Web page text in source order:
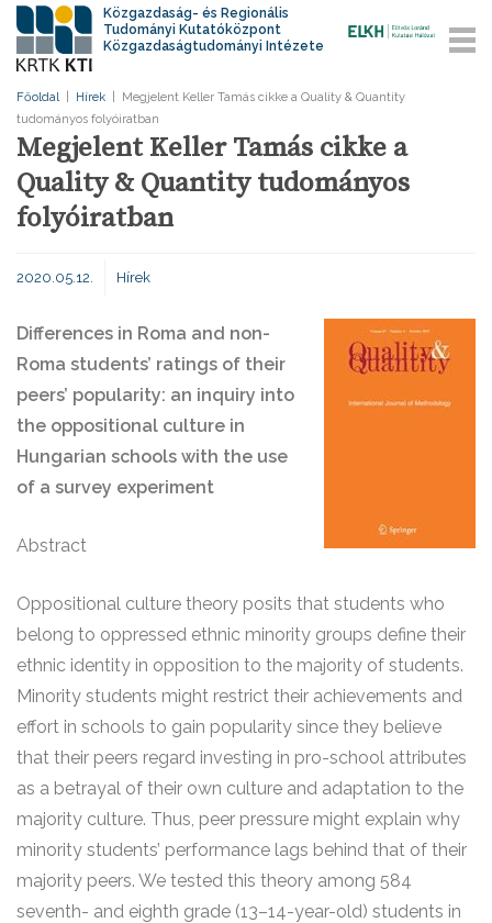
Közgazdaság- és Regionális
Tudományi Kutatóközpont
Közgazdaságtudományi Intézete
Főoldal Hírek
Megjelent Keller Tamás cikke a Quality & Quantity
tudományos folyóiratban
Megjelent Keller Tamás cikke a
Quality & Quantity tudományos
folyóiratban
2020.05.12. Hírek
Differences in Roma and non-
Roma students’ ratings of their
peers’ popularity: an inquiry into
the oppositional culture in
Hungarian schools with the use
of a survey experiment
Abstract
Oppositional culture theory posits that students who
belong to oppressed ethnic minority groups define their
ethnic identity in opposition to the majority of students.
Minority students might restrict their achievements and
effort in schools to gain popularity since they believe
that their peers regard investing in pro-school attributes
as a betrayal of their own culture and adaptation to the
majority culture. Thus, peer pressure might explain why
minority students’ performance lags behind that of their
majority peers. We tested this theory among 584
seventh- and eighth grade (13–14-year-old) students in